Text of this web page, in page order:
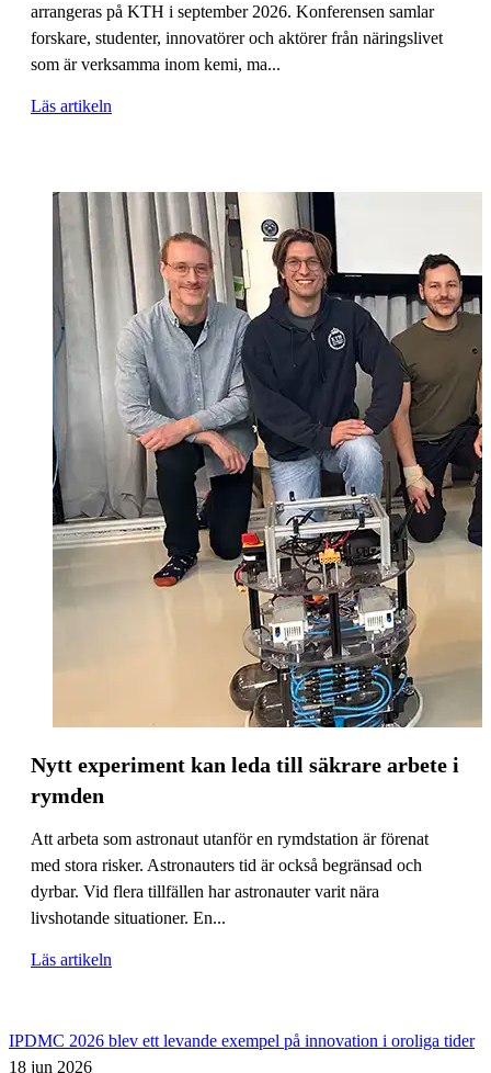
arrangeras på KTH i september 2026. Konferensen samlar
forskare, studenter, innovatörer och aktörer från näringslivet
som är verksamma inom kemi, ma...
Läs artikeln
Nytt experiment kan leda till säkrare arbete i
rymden
Att arbeta som astronaut utanför en rymdstation är förenat
med stora risker. Astronauters tid är också begränsad och
dyrbar. Vid flera tillfällen har astronauter varit nära
livshotande situationer. En...
Läs artikeln
IPDMC 2026 blev ett levande exempel på innovation i oroliga tider
18 jun 2026